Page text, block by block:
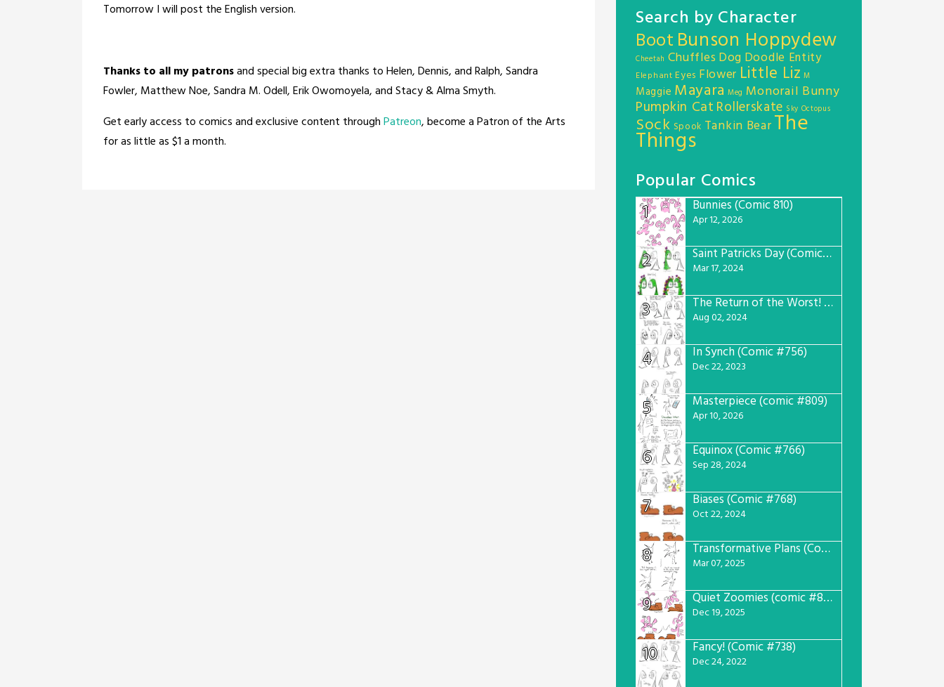
Tomorrow I will post the English version.
Thanks to all my patronsand special big extra thanks to Helen, Dennis, and Ralph, Sandra
Fowler, Matthew Noe, Sandra M. Odell, Erik Owomoyela, and Stacy & Alma Smyth.
Get early access to comics and exclusive content throughPatreon, become a Patron of the Arts
for as little as $1 a month.
Search by Character
Boot Bunson Hoppydew
Cheetah Chuffles Dog Doodle Entity
Elephant Eyes Flower Little Liz M
Maggie Mayara Meg Monorail Bunny
Pumpkin Cat Rollerskate Sky Octopus
Sock Spook Tankin BearThe
Things
Popular Comics
1
Bunnies (Comic 810)
Apr 12, 2026
2 Saint Patricks Day (Comic #763)
Mar 17, 2024
3 The Return of the Worst! (Comic #765)
Aug 02, 2024
4 In Synch (Comic #756)
Dec 22, 2023
5 Masterpiece (comic #809)
Apr 10, 2026
6 Equinox (Comic #766)
Sep 28, 2024
7 Biases (Comic #768)
Oct 22, 2024
8 Transformative Plans (Comic #781)
Mar 07, 2025
9 Quiet Zoomies (comic #807)
Dec 19, 2025
10 Fancy! (Comic #738)
Dec 24, 2022